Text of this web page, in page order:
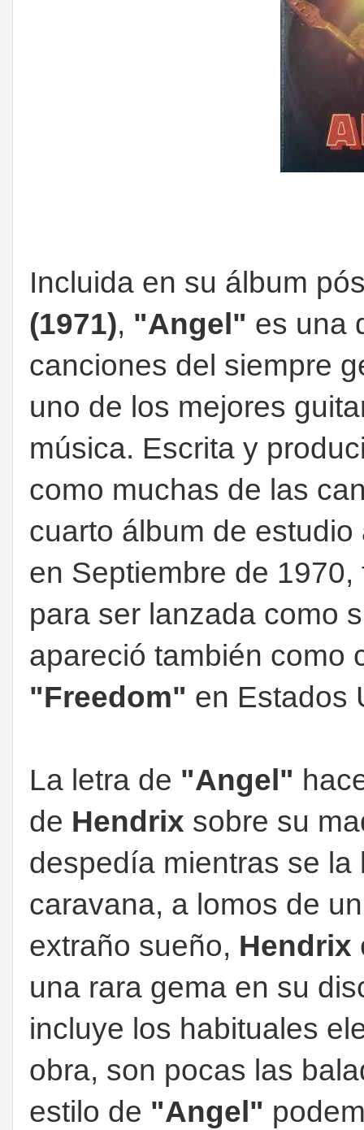
Incluida en su álbum
(1971), "Angel" es una
canciones del siempre
uno de los mejores
música. Escrita y
como muchas de las
cuarto álbum de
en Septiembre de
para ser lanzada como
apareció también como
"Freedom" en Estados
La letra de "Angel"
de Hendrix sobre su
despedía mientras se
caravana, a lomos de
extraño sueño, Hendrix
una rara gema en su
incluye los habituales
obra, son pocas las
estilo de "Angel"